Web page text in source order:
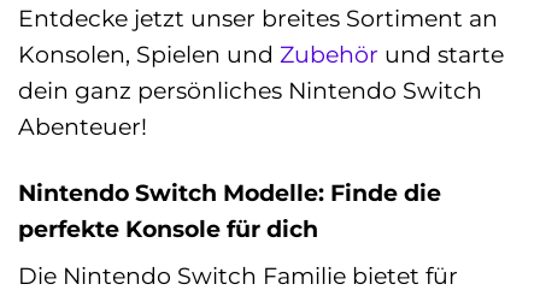
Entdecke jetzt unser breites Sortiment an
Konsolen, Spielen und Zubehör und starte
dein ganz persönliches Nintendo Switch
Abenteuer!
Nintendo Switch Modelle: Finde die
perfekte Konsole für dich
Die Nintendo Switch Familie bietet für